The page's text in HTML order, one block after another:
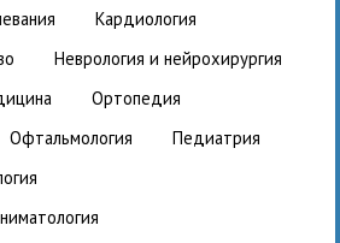
кардиология
неврология и нейрохирургия
ортопедия
офтальмология
педиатрия